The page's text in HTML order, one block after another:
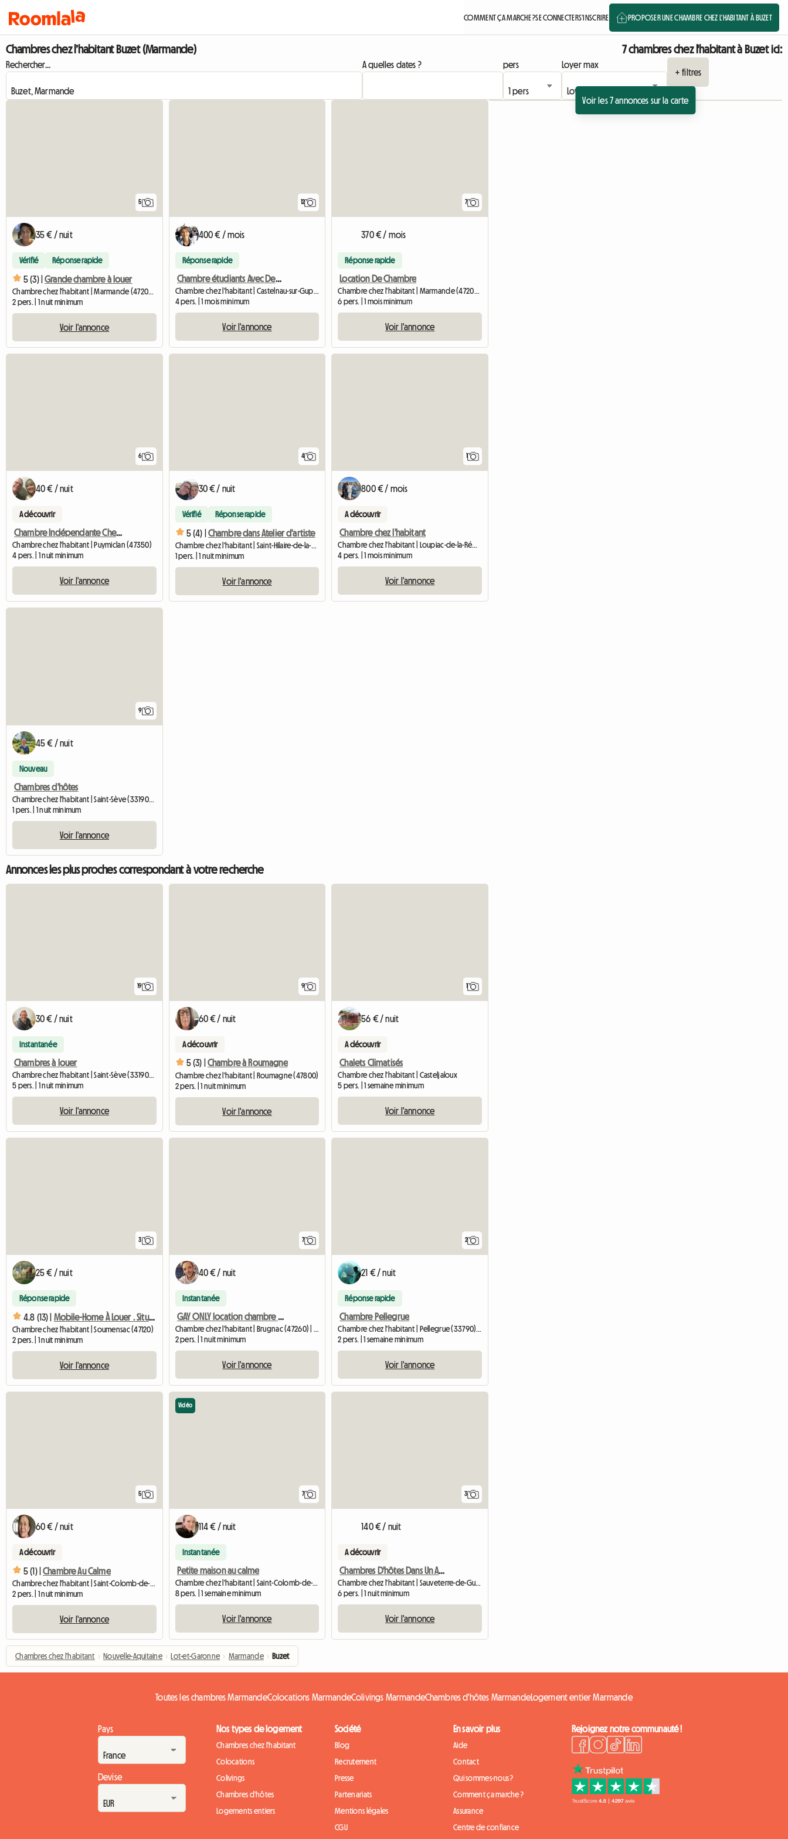
COMMENT ÇA MARCHE ?SE CONNECTERS'INSCRIRE PROPOSER UNE CHAMBRE CHEZ L'HABITANT À BUZET
Chambres chez l’habitant Buzet (Marmande) 7 chambres chez l'habitant à Buzet ici:
Rechercher... A quelles dates ? pers
Loyer max
+ filtres
Voir les 7 annonces sur la carte
5
35 € / nuit
Vérifié Réponse rapide
5 (3) | Grande chambre à louer
Chambre chez l'habitant | Marmande (47200) | 20 M2
2 pers. | 1 nuit minimum
Voir l'annonce
12
400 € / mois
Réponse rapide
Chambre étudiants Avec Demi Pension. Repas Pris En Commun Av
Chambre chez l'habitant | Castelnau-sur-Gupie (47180) | 25 M2
4 pers. | 1 mois minimum
Voir l'annonce
7
370 € / mois
Réponse rapide
Location De Chambre
Chambre chez l'habitant | Marmande (47200) | 110 M2
6 pers. | 1 mois minimum
Voir l'annonce
6
40 € / nuit
A découvrir
Chambre Indépendante Chez L'habitant
Chambre chez l'habitant | Puymiclan (47350)
4 pers. | 1 nuit minimum
Voir l'annonce
4
30 € / nuit
Vérifié Réponse rapide
5 (4) | Chambre dans Atelier d'artiste
Chambre chez l'habitant | Saint-Hilaire-de-la-Noaille (33190) | 20 M2
1 pers. | 1 nuit minimum
Voir l'annonce
800 € / mois
A découvrir
Chambre chez l'habitant
Chambre chez l'habitant | Loupiac-de-la-Réole
4 pers. | 1 mois minimum
Voir l'annonce
9
45 € / nuit
Nouveau
Chambres d'hôtes
1 pers. | 1 nuit minimum
Voir l'annonce
Annonces les plus proches correspondant à votre recherche
19
30 € / nuit
Instantanée
Chambres à louer
Chambre chez l'habitant | Saint-Sève (33190) | 100 M2
5 pers. | 1 nuit minimum
Voir l'annonce
9
60 € / nuit
A découvrir
5 (3) | Chambre à Roumagne
Chambre chez l'habitant | Roumagne (47800)
2 pers. | 1 nuit minimum
Voir l'annonce
1
56 € / nuit
A découvrir
Chalets Climatisés
Chambre chez l'habitant | Casteljaloux
5 pers. | 1 semaine minimum
Voir l'annonce
3
25 € / nuit
Réponse rapide
4.8 (13) | Mobile-Home À Louer . Situé à 6 Km D Eymet Dans Une Ferme
Chambre chez l'habitant | Soumensac (47120)
2 pers. | 1 nuit minimum
Voir l'annonce
7
40 € / nuit
Instantanée
GAY ONLY location chambre privee
Chambre chez l'habitant | Brugnac (47260) | 33 M2
2 pers. | 1 nuit minimum
Voir l'annonce
2
21 € / nuit
Réponse rapide
Chambre Pellegrue
Chambre chez l'habitant | Pellegrue (33790) | 12 M2
2 pers. | 1 semaine minimum
Voir l'annonce
5
60 € / nuit
A découvrir
5 (1) | Chambre Au Calme
Chambre chez l'habitant | Saint-Colomb-de-Lauzun (47410) | 30 M2
2 pers. | 1 nuit minimum
Voir l'annonce
7
Vidéo
114 € / nuit
Instantanée
Petite maison au calme
Chambre chez l'habitant | Saint-Colomb-de-Lauzun (47410) | 80 M2
8 pers. | 1 semaine minimum
Voir l'annonce
3
140 € / nuit
A découvrir
Chambres D'hôtes Dans Un Ancien Château Viticole
Chambre chez l'habitant | Sauveterre-de-Guyenne (33540)
6 pers. | 1 nuit minimum
Voir l'annonce
Chambres chez l'habitant › Nouvelle-Aquitaine › Lot-et-Garonne › Marmande › Buzet
Toutes les chambres MarmandeColocations MarmandeColivings MarmandeChambres d'hôtes MarmandeLogement entier Marmande
Pays
Devise
Nos types de logement
Chambres chez l'habitant
Colocations
Colivings
Chambres d'hôtes
Logements entiers
Société
Blog
Recrutement
Presse
Partenariats
Mentions légales
CGU
En savoir plus
Aide
Contact
Qui sommes-nous ?
Comment ça marche ?
Assurance
Centre de confiance
Rejoignez notre communauté !